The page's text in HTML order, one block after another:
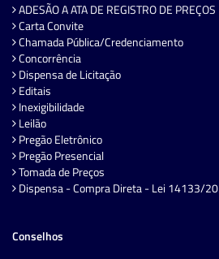
ADESÃO A ATA DE REGISTRO DE PREÇOS
Carta Convite
Chamada Pública/Credenciamento
Concorrência
Dispensa de Licitação
Editais
Inexigibilidade
Leilão
Pregão Eletrônico
Pregão Presencial
Tomada de Preços
Dispensa - Compra Direta - Lei 14133/
Conselhos